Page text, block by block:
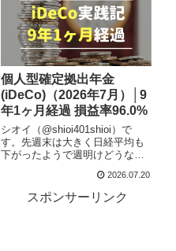
個人型確定拠出年金
(iDeCo)（2026年7月）│9
年1ヶ月経過 損益率96.0%
シオイ（@shioi401shioi）で
す。先週末は大きく日経平均も
下がったようで週明けどうなる
がきになるところではあります
が、インデックス投信メインだ
と短期的なノイズとして気にす
2026.07.20
スポンサーリンク